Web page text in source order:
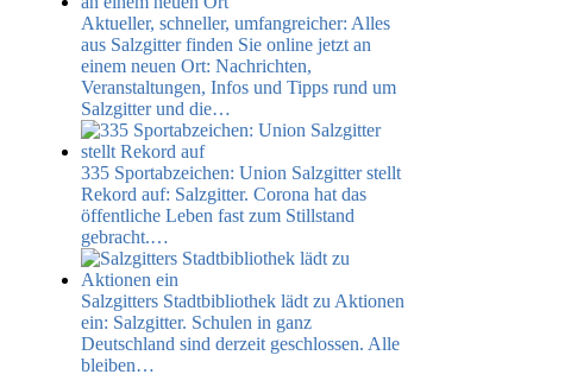
Aktueller, schneller, umfangreicher: Alles
aus Salzgitter finden Sie online jetzt an
einem neuen Ort: Nachrichten,
Veranstaltungen, Infos und Tipps rund um
Salzgitter und die…
335 Sportabzeichen: Union Salzgitter stellt
Rekord auf: Salzgitter​. Corona hat das
öffentliche Leben fast zum Stillstand
gebracht.…
Salzgitters Stadtbibliothek lädt zu Aktionen
ein: Salzgitter​. Schulen in ganz
Deutschland sind derzeit geschlossen. Alle
bleiben…